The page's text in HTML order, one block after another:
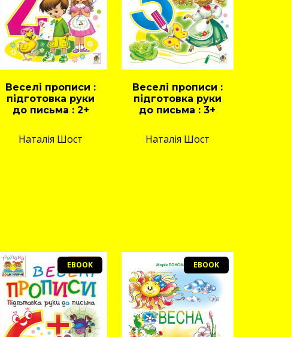
Веселі прописи :
підготовка руки
до письма : 2+
Наталія Шост
Веселі прописи :
підготовка руки
до письма : 3+
Наталія Шост
EBOOK EBOOK